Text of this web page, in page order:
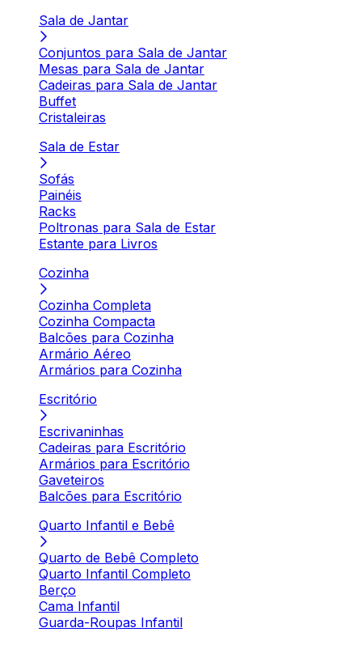
Sala de Jantar
Conjuntos para Sala de Jantar
Mesas para Sala de Jantar
Cadeiras para Sala de Jantar
Buffet
Cristaleiras
Sala de Estar
Sofás
Painéis
Racks
Poltronas para Sala de Estar
Estante para Livros
Cozinha
Cozinha Completa
Cozinha Compacta
Balcões para Cozinha
Armário Aéreo
Armários para Cozinha
Escritório
Escrivaninhas
Cadeiras para Escritório
Armários para Escritório
Gaveteiros
Balcões para Escritório
Quarto Infantil e Bebê
Quarto de Bebê Completo
Quarto Infantil Completo
Berço
Cama Infantil
Guarda-Roupas Infantil